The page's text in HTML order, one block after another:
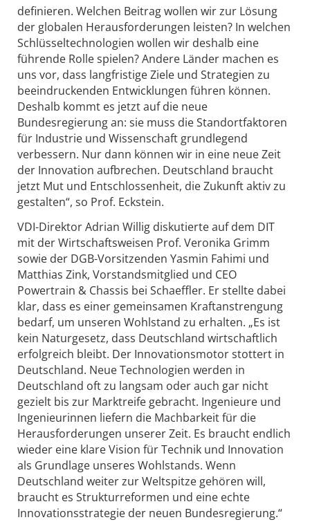
definieren. Welchen Beitrag wollen wir zur Lösung
der globalen Herausforderungen leisten? In welchen
Schlüsseltechnologien wollen wir deshalb eine
führende Rolle spielen? Andere Länder machen es
uns vor, dass langfristige Ziele und Strategien zu
beeindruckenden Entwicklungen führen können.
Deshalb kommt es jetzt auf die neue
Bundesregierung an: sie muss die Standortfaktoren
für Industrie und Wissenschaft grundlegend
verbessern. Nur dann können wir in eine neue Zeit
der Innovation aufbrechen. Deutschland braucht
jetzt Mut und Entschlossenheit, die Zukunft aktiv zu
gestalten“, so Prof. Eckstein.
VDI-Direktor Adrian Willig diskutierte auf dem DIT
mit der Wirtschaftsweisen Prof. Veronika Grimm
sowie der DGB-Vorsitzenden Yasmin Fahimi und
Matthias Zink, Vorstandsmitglied und CEO
Powertrain & Chassis bei Schaeffler. Er stellte dabei
klar, dass es einer gemeinsamen Kraftanstrengung
bedarf, um unseren Wohlstand zu erhalten. „Es ist
kein Naturgesetz, dass Deutschland wirtschaftlich
erfolgreich bleibt. Der Innovationsmotor stottert in
Deutschland. Neue Technologien werden in
Deutschland oft zu langsam oder auch gar nicht
gezielt bis zur Marktreife gebracht. Ingenieure und
Ingenieurinnen liefern die Machbarkeit für die
Herausforderungen unserer Zeit. Es braucht endlich
wieder eine klare Vision für Technik und Innovation
als Grundlage unseres Wohlstands. Wenn
Deutschland weiter zur Weltspitze gehören will,
braucht es Strukturreformen und eine echte
Innovationsstrategie der neuen Bundesregierung.“